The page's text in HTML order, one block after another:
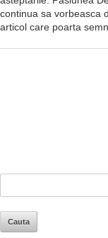
continua sa vorbeasca
articol care poarta